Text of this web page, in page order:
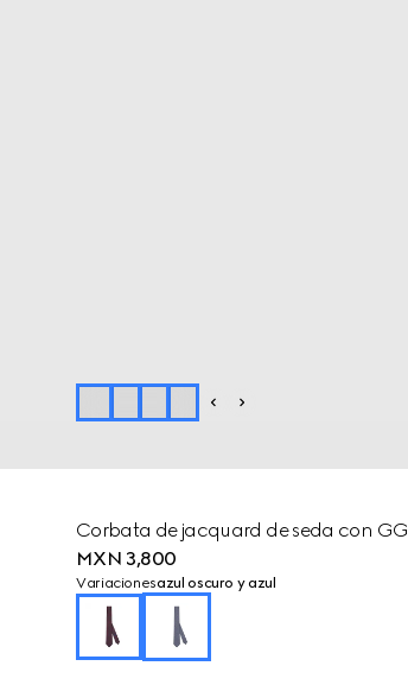
Corbata de jacquard de seda con GG
MXN 3,800
Variacionesazul oscuro y azul